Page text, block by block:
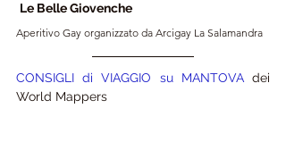
Le Belle Giovenche
Aperitivo Gay organizzato da Arcigay La Salamandra
CONSIGLI di VIAGGIO su MANTOVA dei
World Mappers